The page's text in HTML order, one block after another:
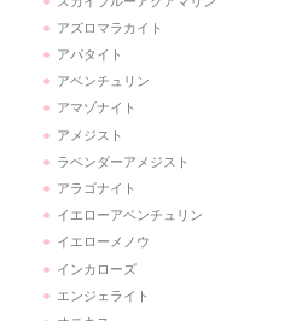
アズロマラカイト
アパタイト
アベンチュリン
アマゾナイト
アメジスト
ラベンダーアメジスト
アラゴナイト
イエローアベンチュリン
イエローメノウ
インカローズ
エンジェライト